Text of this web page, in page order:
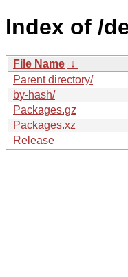
Index of /
File Name ↓
Parent directory/
by-hash/
Packages.gz
Packages.xz
Release